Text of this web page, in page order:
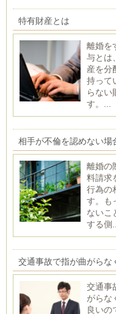
特有財産とは
離婚を
与とは
産を分
持って
らない
す。...
相手が不倫を認めない場
離婚の
料請求
行為の
す。も
ないこ
する側
交通事故で指が曲がら
交通事
がらな
良いの